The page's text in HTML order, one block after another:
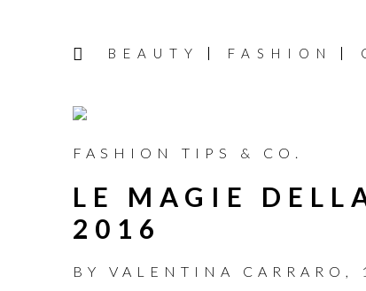
BEAUTY FASHION
FASHION TIPS & CO.
LE MAGIE
2016
BY VALENTINA CARRARO ,